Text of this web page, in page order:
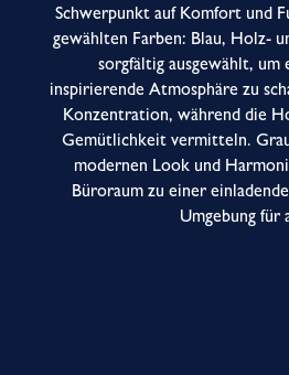
Schwerpunkt auf Komfort und
gewählten Farben: Blau, Holz-
sorgfältig ausgewählt, um
inspirierende Atmosphäre zu
Konzentration, während die
Gemütlichkeit vermitteln.
modernen Look und
Büroraum zu einer
Umgebung für